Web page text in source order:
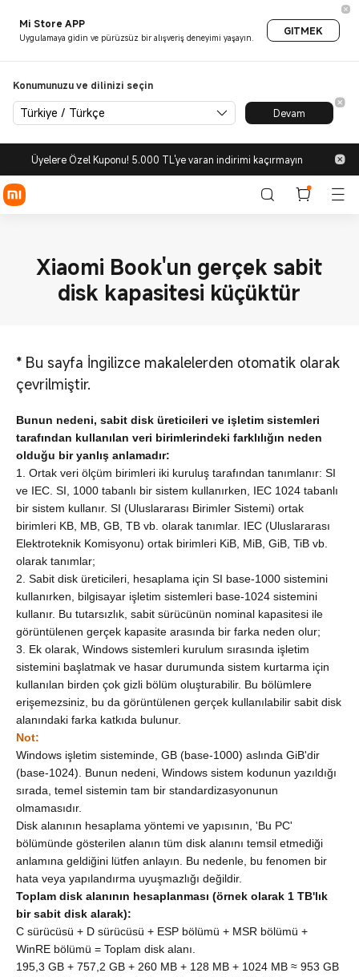
Mi Store APP
Uygulamaya gidin ve pürüzsüz bir alışveriş deneyimi yaşayın.
GITMEK
Konumunuzu ve dilinizi seçin
Türkiye / Türkçe Devam
Üyelere Özel Kuponu! 5.000 TL'ye varan indirimi kaçırmayın
Xiaomi Book'un gerçek sabit
disk kapasitesi küçüktür
* Bu sayfa İngilizce makalelerden otomatik olarak
çevrilmiştir.
Bunun nedeni, sabit disk üreticileri ve işletim sistemleri
tarafından kullanılan veri birimlerindeki farklılığın neden
olduğu bir yanlış anlamadır:
1. Ortak veri ölçüm birimleri iki kuruluş tarafından tanımlanır: SI
ve IEC. SI, 1000 tabanlı bir sistem kullanırken, IEC 1024 tabanlı
bir sistem kullanır. SI (Uluslararası Birimler Sistemi) ortak
birimleri KB, MB, GB, TB vb. olarak tanımlar. IEC (Uluslararası
Elektroteknik Komisyonu) ortak birimleri KiB, MiB, GiB, TiB vb.
olarak tanımlar;
2. Sabit disk üreticileri, hesaplama için SI base-1000 sistemini
kullanırken, bilgisayar işletim sistemleri base-1024 sistemini
kullanır. Bu tutarsızlık, sabit sürücünün nominal kapasitesi ile
görüntülenen gerçek kapasite arasında bir farka neden olur;
3. Ek olarak, Windows sistemleri kurulum sırasında işletim
sistemini başlatmak ve hasar durumunda sistem kurtarma için
kullanılan birden çok gizli bölüm oluşturabilir. Bu bölümlere
erişemezsiniz, bu da görüntülenen gerçek kullanılabilir sabit disk
alanındaki farka katkıda bulunur.
Not:
Windows işletim sisteminde, GB (base-1000) aslında GiB'dir
(base-1024). Bunun nedeni, Windows sistem kodunun yazıldığı
sırada, temel sistemin tam bir standardizasyonunun
olmamasıdır.
Disk alanının hesaplama yöntemi ve yapısının, 'Bu PC'
bölümünde gösterilen alanın tüm disk alanını temsil etmediği
anlamına geldiğini lütfen anlayın. Bu nedenle, bu fenomen bir
hata veya yapılandırma uyuşmazlığı değildir.
Toplam disk alanının hesaplanması (örnek olarak 1 TB'lık
bir sabit disk alarak):
C sürücüsü + D sürücüsü + ESP bölümü + MSR bölümü +
WinRE bölümü = Toplam disk alanı.
195,3 GB + 757,2 GB + 260 MB + 128 MB + 1024 MB ≈ 953 GB